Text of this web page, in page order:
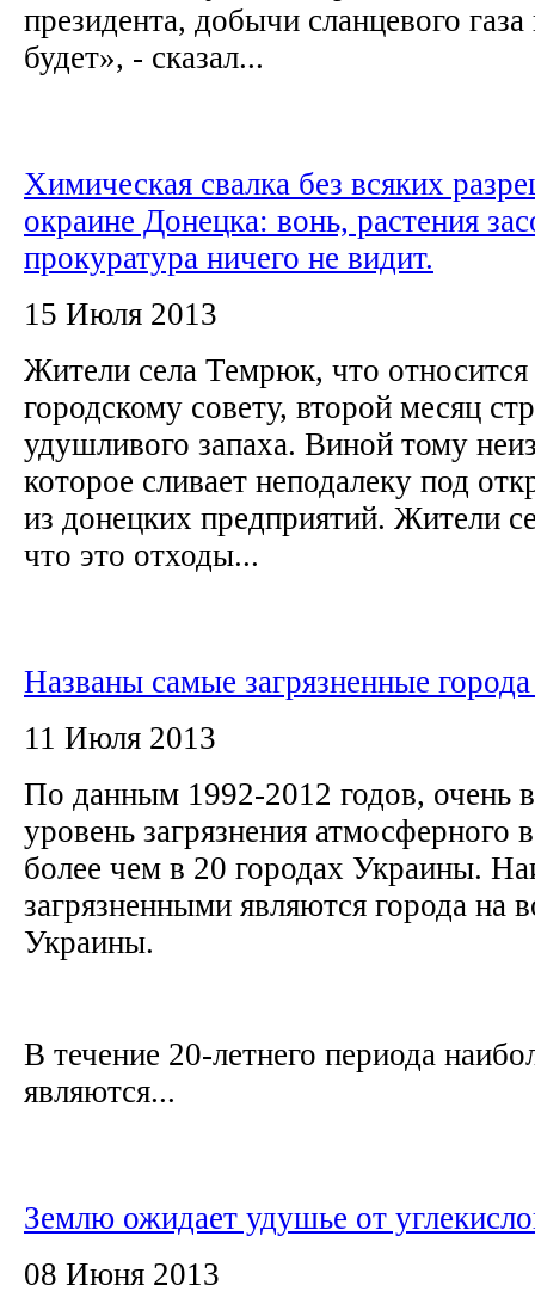
президента, добычи сланцевого
будет», - сказал...
Химическая свалка без всяких
окраине Донецка: вонь, растения
прокуратура ничего не видит.
15 Июля 2013
Жители села Темрюк, что
городскому совету, второй месяц
удушливого запаха. Виной тому
которое сливает неподалеку под
из донецких предприятий. Жители
что это отходы...
Названы самые загрязненные
11 Июля 2013
По данным 1992-2012 годов, очень
уровень загрязнения атмосферного
более чем в 20 городах Украины.
загрязненными являются города на
Украины.
В течение 20-летнего периода
являются...
Землю ожидает удушье от
08 Июня 2013